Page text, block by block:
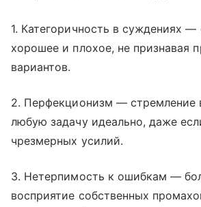
1. Категоричность в суждениях —
хорошее и плохое, не признавая
вариантов.
2. Перфекционизм — стремление
любую задачу идеально, даже
чрезмерных усилий.
3. Нетерпимость к ошибкам —
восприятие собственных